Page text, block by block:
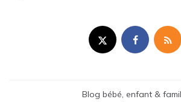
Blog bébé, enfant &